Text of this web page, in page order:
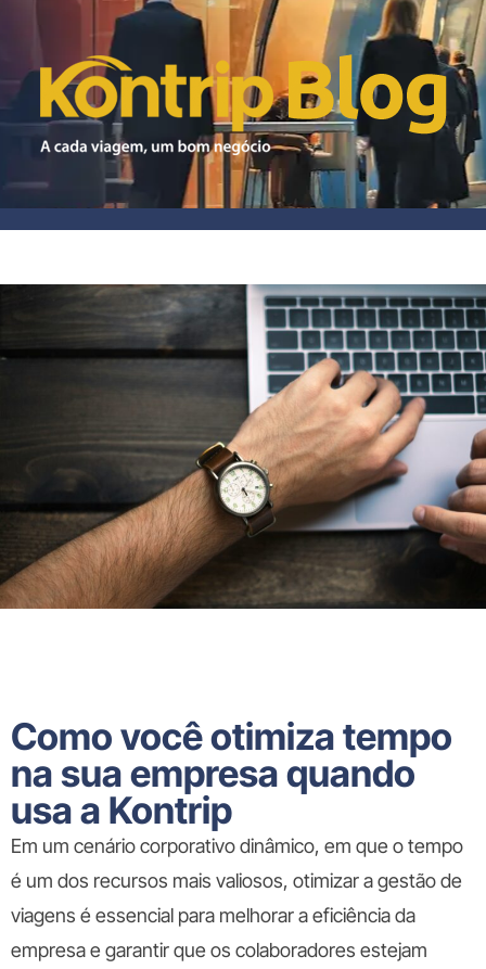
Como você otimiza tempo
na sua empresa quando
usa a Kontrip
Em um cenário corporativo dinâmico, em que o tempo
é um dos recursos mais valiosos, otimizar a gestão de
viagens é essencial para melhorar a eficiência da
empresa e garantir que os colaboradores estejam